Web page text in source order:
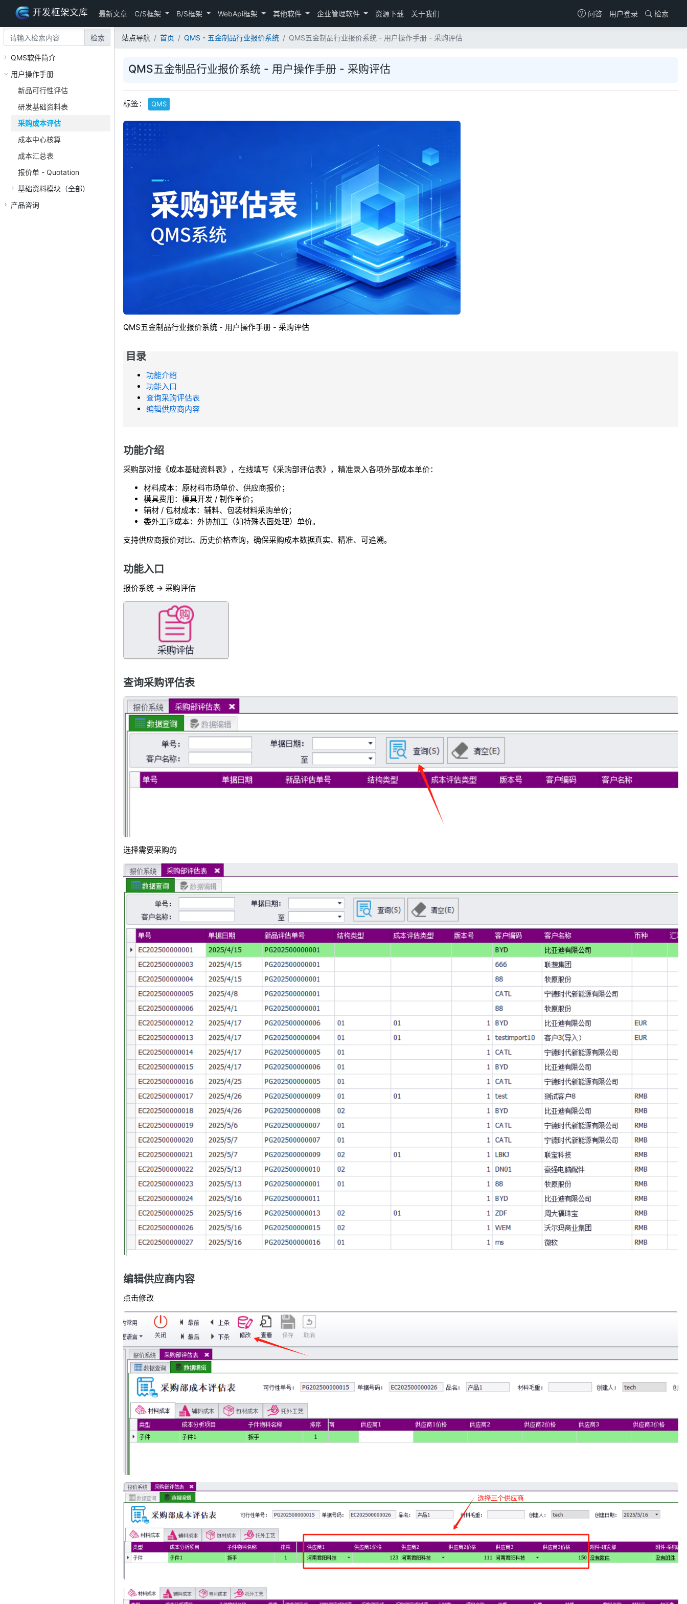
开发框架文库 最新文章 C/S框架 B/S框架 WebApi框架 其他软件 企业管理软件 资源下载 关于我们 问答 用户登录 检索
检索
QMS软件简介
用户操作手册
新品可行性评估
研发基础资料表
采购成本评估
成本中心核算
成本汇总表
报价单 - Quotation
基础资料模块（全部）
产品咨询
站点导航 首页 QMS - 五金制品行业报价系统 QMS五金制品行业报价系统 - 用户操作手册 - 采购评估
QMS五金制品行业报价系统 - 用户操作手册 - 采购评估
标签： QMS
QMS五金制品行业报价系统 - 用户操作手册 - 采购评估
目录
功能介绍
功能入口
查询采购评估表
编辑供应商内容
功能介绍
采购部对接《成本基础资料表》，在线填写《采购部评估表》，精准录入各项外部成本单价：
材料成本：原材料市场单价、供应商报价；
模具费用：模具开发 / 制作单价；
辅材 / 包材成本：辅料、包装材料采购单价；
委外工序成本：外协加工（如特殊表面处理）单价。
支持供应商报价对比、历史价格查询，确保采购成本数据真实、精准、可追溯。
功能入口
报价系统 -> 采购评估
查询采购评估表
选择需要采购的
编辑供应商内容
点击修改